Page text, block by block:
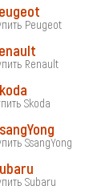
Peugeot
Renault
Skoda
SsangYong
Subaru